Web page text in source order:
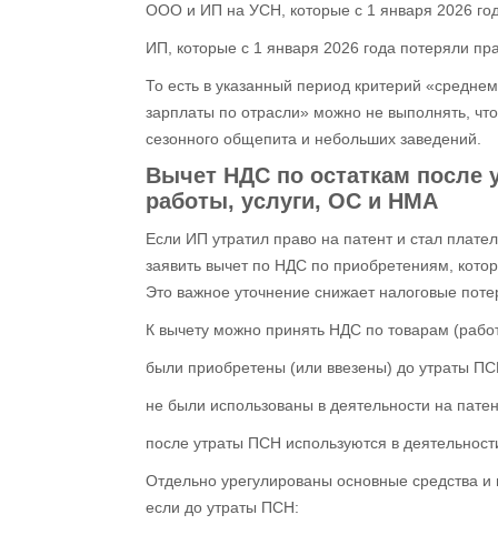
ООО и ИП на УСН, которые с 1 января 2026
ИП, которые с 1 января 2026 года потеряли
То есть в указанный период критерий
зарплаты по отрасли» можно не выполнять,
сезонного общепита и небольших заведений.
Вычет НДС по остаткам после
работы, услуги, ОС и НМА
Если ИП утратил право на патент и стал
заявить вычет по НДС по приобретениям,
Это важное уточнение снижает налоговые
К вычету можно принять НДС по товарам
были приобретены (или ввезены) до утраты
не были использованы в деятельности на
после утраты ПСН используются в
Отдельно урегулированы основные средства
если до утраты ПСН: